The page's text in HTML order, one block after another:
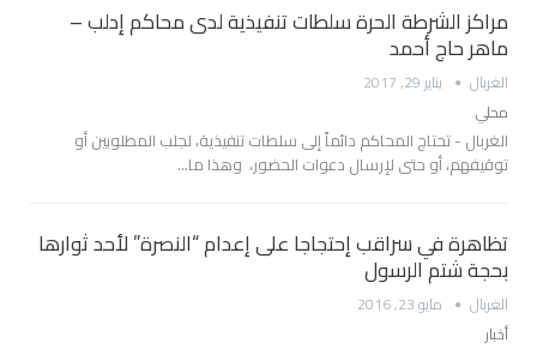
مراكز الشرطة الحرة سلطات تنفيذية لدى محاكم إدلب –
ماهر حاج أحمد
الغربال
يناير 29, 2017
محلي
الغربال - تحتاج المحاكم دائماً إلى سلطات تنفيذية، لجلب المطلوبين أو
توقيفهم، أو حتى لإرسال دعوات الحضور، وهذا ما…
تظاهرة في سراقب إحتجاجا على إعدام “النصرة” لأحد ثوارها
بحجة شتم الرسول
الغربال
مايو 23, 2016
أخبار